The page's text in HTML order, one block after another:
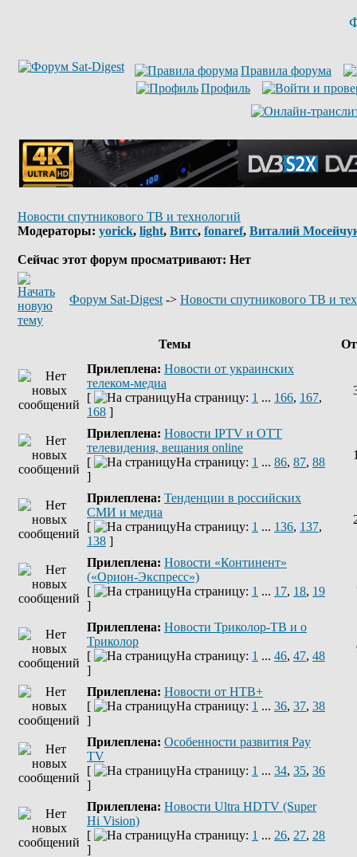
Правила форума
Профиль
Новости спутникового ТВ и технологий
Модераторы: yorick, light, Витс, fonaref, Виталий
Сейчас этот форум просматривают: Нет
Форум Sat-Digest -> Новости спутникового ТВ и
Темы
Прилеплена: Новости от украинских
телеком-медиа
[
На страницу: 1 ... 166, 167,
168 ]
Прилеплена: Новости IPTV и OTT
телевидения, вещания online
[
На страницу: 1 ... 86, 87, 88
]
Прилеплена: Тенденции в российских
СМИ и медиа
[
На страницу: 1 ... 136, 137,
138 ]
Прилеплена: Новости «Континент»
(«Орион-Экспресс»)
[
На страницу: 1 ... 17, 18, 19
]
Прилеплена: Новости Триколор-ТВ и о
Триколор
[
На страницу: 1 ... 46, 47, 48
]
Прилеплена: Новости от НТВ+
[
На страницу: 1 ... 36, 37, 38
]
Прилеплена: Оcобенности развития Pay
TV
[
На страницу: 1 ... 34, 35, 36
]
Прилеплена: Новости Ultra HDTV (Super
Hi Vision)
[
На страницу: 1 ... 26, 27, 28
]